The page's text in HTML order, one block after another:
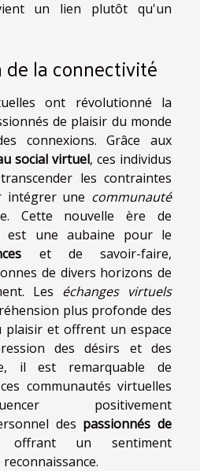
un lien plutôt qu'un
la connectivité
ont révolutionné la
de plaisir du monde
connexions. Grâce aux
social virtuel, ces individus
les contraintes
intégrer une communauté
Cette nouvelle ère de
est une aubaine pour le
et de savoir-faire,
de divers horizons de
Les échanges virtuels
plus profonde des
plaisir et offrent un espace
des désirs et des
il est remarquable de
communautés virtuelles
positivement
des passionnés de
un sentiment